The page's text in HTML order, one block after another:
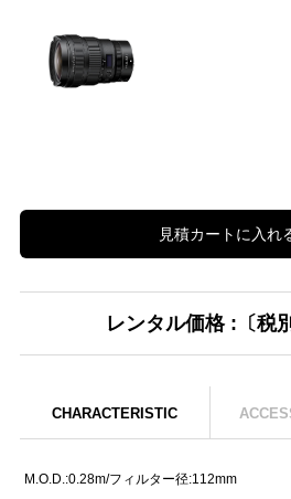
見積カートに入れ
レンタル価格 :〔税
CHARACTERISTIC
M.O.D.:0.28m/フィルター径:112mm